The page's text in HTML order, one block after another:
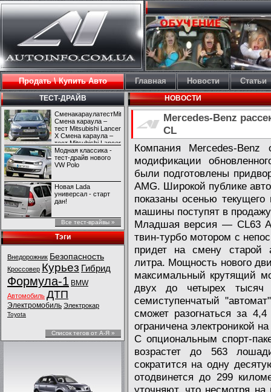
Продать \ Купить Авто Главная Новости Статьи
ТЕСТ-ДРАЙВ
СменакараулатестMitsubishiLancerX
Смена караула –
тест Mitsubishi Lancer
X Смена караула –
тест Mitsubishi Lancer
X
Модная классика -
тест-драйв нового
VW Polo
Новая Lada
универсал - старт
дан!
Все тест-врайвы »
Тэги
Внедорожник Безопасность
Кроссовер Курьез Гибрид
Формула-1 BMW
Автомобиль ДТП
Электромобиль Электрокар
Toyota
Список тегов от А-Я »
НОВОСТИ
Mercedes-Benz
CL
Компания Mercedes-Benz
модификации
были подготовлены
AMG. Широкой публике
показаны осенью
машины поступят в
Младшая версия — CL63
твин-турбо мотором с
придет на смену старой
литра. Мощность нового
максимальный крутящий
двух до четырех
семиступенчатый
сможет разогнаться за
ограничена электроникой
С опциональным спорт-
возрастет до 563
сократится на одну
отодвинется до 299
уточняют, что несмотря